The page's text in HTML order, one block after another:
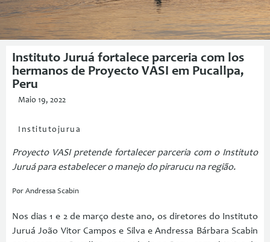
Instituto Juruá fortalece parceria com los
hermanos de Proyecto VASI em Pucallpa,
Peru
Maio 19, 2022
Institutojurua
Proyecto VASI pretende fortalecer parceria com o Instituto
Juruá para estabelecer o manejo do pirarucu na região.
Por Andressa Scabin
Nos dias 1 e 2 de março deste ano, os diretores do Instituto
Juruá João Vitor Campos e Silva e Andressa Bárbara Scabin